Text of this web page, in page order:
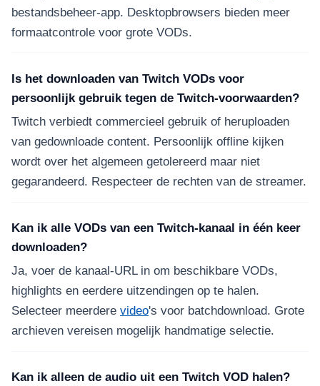
bestandsbeheer-app. Desktopbrowsers bieden meer
formaatcontrole voor grote VODs.
Is het downloaden van Twitch VODs voor
persoonlijk gebruik tegen de Twitch-voorwaarden?
Twitch verbiedt commercieel gebruik of heruploaden
van gedownloade content. Persoonlijk offline kijken
wordt over het algemeen getolereerd maar niet
gegarandeerd. Respecteer de rechten van de streamer.
Kan ik alle VODs van een Twitch-kanaal in één keer
downloaden?
Ja, voer de kanaal-URL in om beschikbare VODs,
highlights en eerdere uitzendingen op te halen.
Selecteer meerdere video's voor batchdownload. Grote
archieven vereisen mogelijk handmatige selectie.
Kan ik alleen de audio uit een Twitch VOD halen?